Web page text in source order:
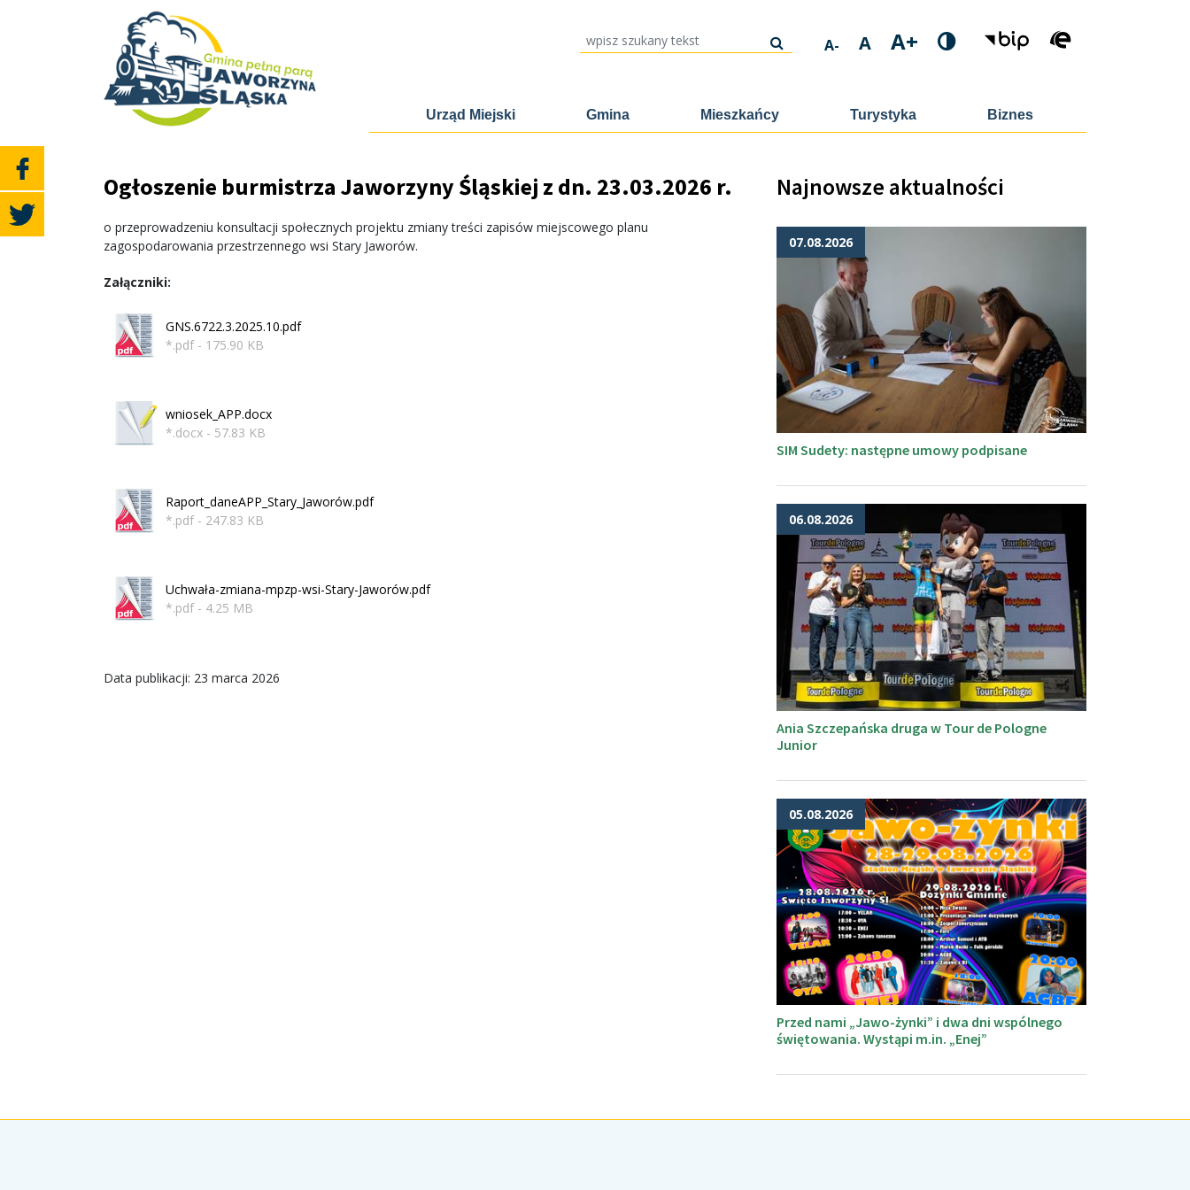
wpisz szukany tekst A- A A+
Urząd Miejski Gmina Mieszkańcy Turystyka Biznes
Ogłoszenie burmistrza Jaworzyny Śląskiej z dn. 23.03.2026 r.
o przeprowadzeniu konsultacji społecznych projektu zmiany treści zapisów miejscowego planu
zagospodarowania przestrzennego wsi Stary Jaworów.
Załączniki:
GNS.6722.3.2025.10.pdf
*.pdf - 175.90 KB
wniosek_APP.docx
*.docx - 57.83 KB
Raport_daneAPP_Stary_Jaworów.pdf
*.pdf - 247.83 KB
Uchwała-zmiana-mpzp-wsi-Stary-Jaworów.pdf
*.pdf - 4.25 MB
Data publikacji: 23 marca 2026
Najnowsze aktualności
07.08.2026
SIM Sudety: następne umowy podpisane
06.08.2026
Ania Szczepańska druga w Tour de Pologne
Junior
05.08.2026
Przed nami „Jawo-żynki” i dwa dni wspólnego
świętowania. Wystąpi m.in. „Enej”